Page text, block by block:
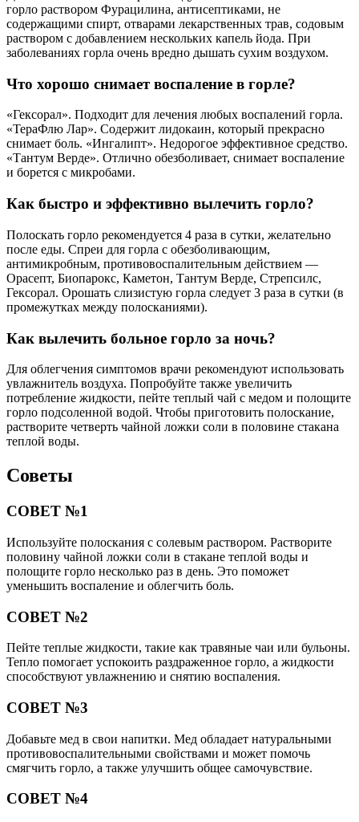
горло раствором Фурацилина, антисептиками, не
содержащими спирт, отварами лекарственных трав, содовым
раствором с добавлением нескольких капель йода. При
заболеваниях горла очень вредно дышать сухим воздухом.
Что хорошо снимает воспаление в горле?
«Гексорал». Подходит для лечения любых воспалений горла.
«ТераФлю Лар». Содержит лидокаин, который прекрасно
снимает боль. «Ингалипт». Недорогое эффективное средство.
«Тантум Верде». Отлично обезболивает, снимает воспаление
и борется с микробами.
Как быстро и эффективно вылечить горло?
Полоскать горло рекомендуется 4 раза в сутки, желательно
после еды. Спреи для горла с обезболивающим,
антимикробным, противовоспалительным действием —
Орасепт, Биопарокс, Каметон, Тантум Верде, Стрепсилс,
Гексорал. Орошать слизистую горла следует 3 раза в сутки (в
промежутках между полосканиями).
Как вылечить больное горло за ночь?
Для облегчения симптомов врачи рекомендуют использовать
увлажнитель воздуха. Попробуйте также увеличить
потребление жидкости, пейте теплый чай с медом и полощите
горло подсоленной водой. Чтобы приготовить полоскание,
рaстворите четверть чайной ложки соли в половине стакана
теплой воды.
Советы
СОВЕТ №1
Используйте полоскания с солевым раствором. Растворите
половину чайной ложки соли в стакане теплой воды и
полощите горло несколько раз в день. Это поможет
уменьшить воспаление и облегчить боль.
СОВЕТ №2
Пейте теплые жидкости, такие как травяные чаи или бульоны.
Тепло помогает успокоить раздраженное горло, а жидкости
способствуют увлажнению и снятию воспаления.
СОВЕТ №3
Добавьте мед в свои напитки. Мед обладает натуральными
противовоспалительными свойствами и может помочь
смягчить горло, а также улучшить общее самочувствие.
СОВЕТ №4